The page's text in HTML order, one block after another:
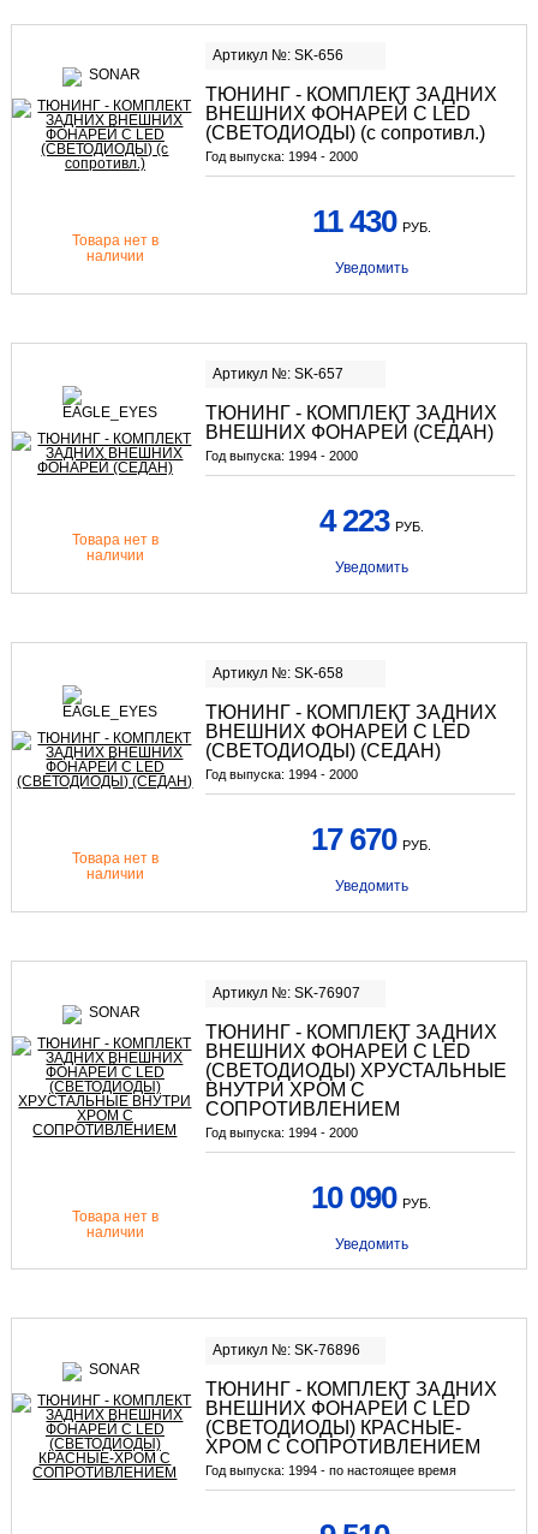
Артикул №: SK-656
ТЮНИНГ - КОМПЛЕКТ ЗАДНИХ
ВНЕШНИХ ФОНАРЕЙ С LED
(СВЕТОДИОДЫ) (с сопротивл.)
Год выпуска: 1994 - 2000
Товара нет в
наличии
11 430 РУБ.
Уведомить
Артикул №: SK-657
ТЮНИНГ - КОМПЛЕКТ ЗАДНИХ
ВНЕШНИХ ФОНАРЕЙ (СЕДАН)
Год выпуска: 1994 - 2000
Товара нет в
наличии
4 223 РУБ.
Уведомить
Артикул №: SK-658
ТЮНИНГ - КОМПЛЕКТ ЗАДНИХ
ВНЕШНИХ ФОНАРЕЙ С LED
(СВЕТОДИОДЫ) (СЕДАН)
Год выпуска: 1994 - 2000
Товара нет в
наличии
17 670 РУБ.
Уведомить
Артикул №: SK-76907
ТЮНИНГ - КОМПЛЕКТ ЗАДНИХ
ВНЕШНИХ ФОНАРЕЙ С LED
(СВЕТОДИОДЫ) ХРУСТАЛЬНЫЕ
ВНУТРИ ХРОМ С
СОПРОТИВЛЕНИЕМ
Год выпуска: 1994 - 2000
Товара нет в
наличии
10 090 РУБ.
Уведомить
Артикул №: SK-76896
ТЮНИНГ - КОМПЛЕКТ ЗАДНИХ
ВНЕШНИХ ФОНАРЕЙ С LED
(СВЕТОДИОДЫ) КРАСНЫЕ-
ХРОМ С СОПРОТИВЛЕНИЕМ
Год выпуска: 1994 - по настоящее время